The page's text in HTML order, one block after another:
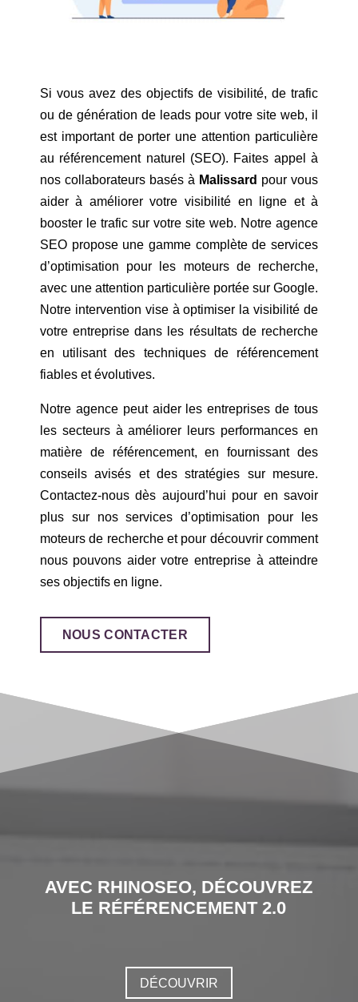
Si vous avez des objectifs de visibilité, de trafic
ou de génération de leads pour votre site web, il
est important de porter une attention particulière
au référencement naturel (SEO). Faites appel à
nos collaborateurs basés à Malissard pour vous
aider à améliorer votre visibilité en ligne et à
booster le trafic sur votre site web. Notre agence
SEO propose une gamme complète de services
d’optimisation pour les moteurs de recherche,
avec une attention particulière portée sur Google.
Notre intervention vise à optimiser la visibilité de
votre entreprise dans les résultats de recherche
en utilisant des techniques de référencement
fiables et évolutives.
Notre agence peut aider les entreprises de tous
les secteurs à améliorer leurs performances en
matière de référencement, en fournissant des
conseils avisés et des stratégies sur mesure.
Contactez-nous dès aujourd’hui pour en savoir
plus sur nos services d’optimisation pour les
moteurs de recherche et pour découvrir comment
nous pouvons aider votre entreprise à atteindre
ses objectifs en ligne.
NOUS CONTACTER
AVEC RHINOSEO, DÉCOUVREZ
LE RÉFÉRENCEMENT 2.0
DÉCOUVRIR